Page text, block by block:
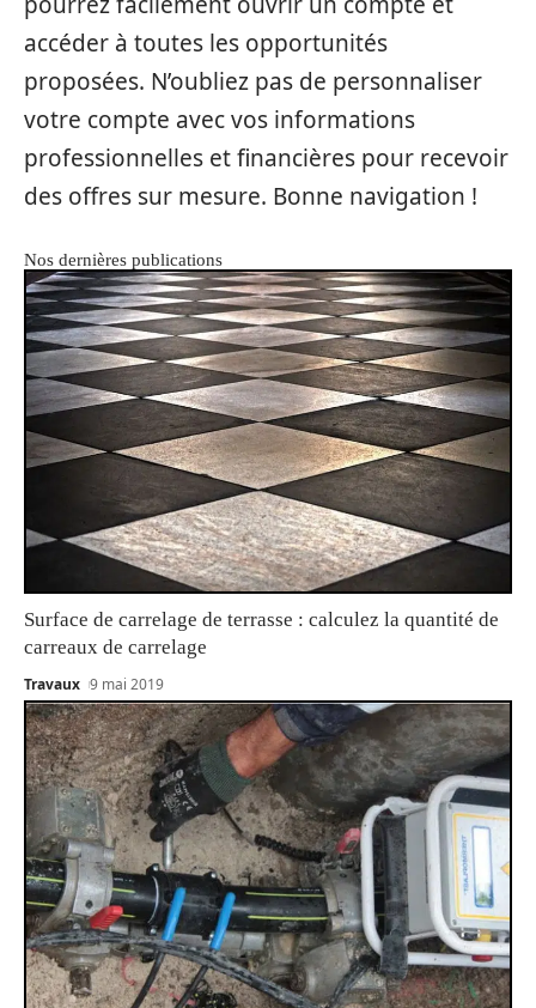
accéder à toutes les opportunités
proposées. N’oubliez pas de personnaliser
votre compte avec vos informations
professionnelles et financières pour recevoir
des offres sur mesure. Bonne navigation !
Nos dernières publications
Surface de carrelage de terrasse : calculez la quantité de
carreaux de carrelage
Travaux 9 mai 2019